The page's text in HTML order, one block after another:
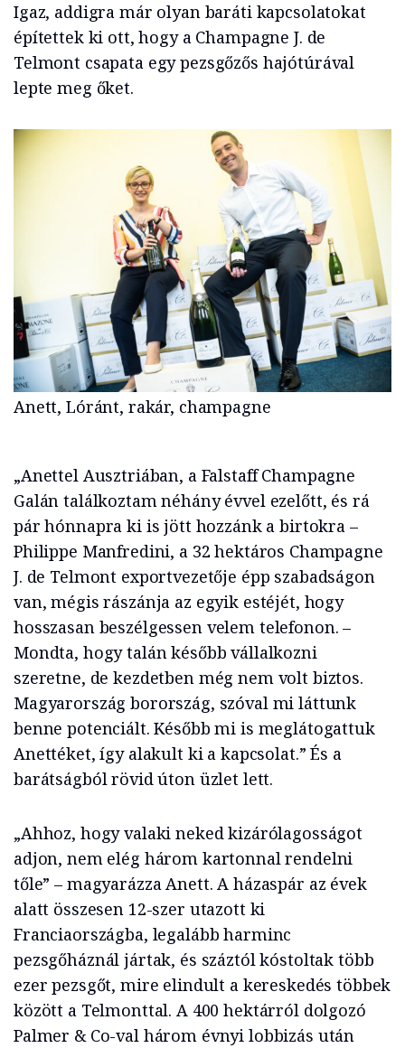
Igaz, addigra már olyan baráti kapcsolatokat
építettek ki ott, hogy a Champagne J. de
Telmont csapata egy pezsgőzős hajótúrával
lepte meg őket.
Anett, Lóránt, rakár, champagne
„Anettel Ausztriában, a Falstaff Champagne
Galán találkoztam néhány évvel ezelőtt, és rá
pár hónnapra ki is jött hozzánk a birtokra –
Philippe Manfredini, a 32 hektáros Champagne
J. de Telmont exportvezetője épp szabadságon
van, mégis rászánja az egyik estéjét, hogy
hosszasan beszélgessen velem telefonon. –
Mondta, hogy talán később vállalkozni
szeretne, de kezdetben még nem volt biztos.
Magyarország borország, szóval mi láttunk
benne potenciált. Később mi is meglátogattuk
Anettéket, így alakult ki a kapcsolat.” És a
barátságból rövid úton üzlet lett.
„Ahhoz, hogy valaki neked kizárólagosságot
adjon, nem elég három kartonnal rendelni
tőle” – magyarázza Anett. A házaspár az évek
alatt összesen 12-szer utazott ki
Franciaországba, legalább harminc
pezsgőháznál jártak, és száztól kóstoltak több
ezer pezsgőt, mire elindult a kereskedés többek
között a Telmonttal. A 400 hektárról dolgozó
Palmer & Co-val három évnyi lobbizás után